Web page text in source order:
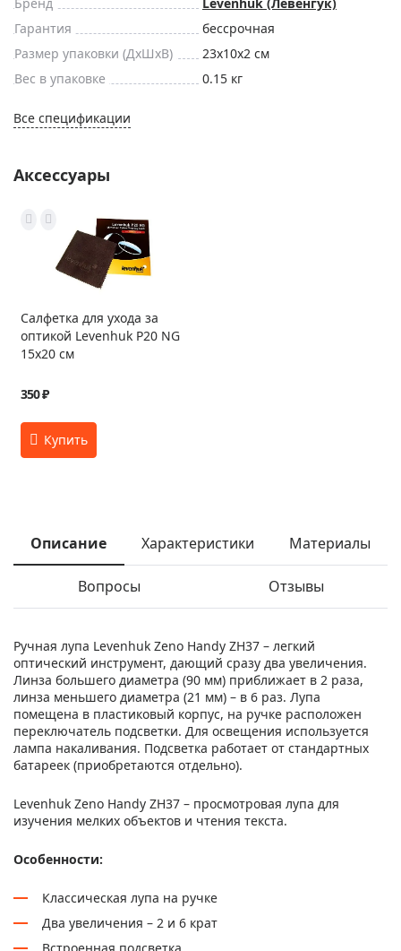
Гарантия
бессрочная
Размер упаковки (ДxШxВ)
23x10x2 см
Вес в упаковке
0.15 кг
Все спецификации
Аксессуары
Салфетка для ухода за
оптикой Levenhuk P20 NG
15x20 см
350 ₽
Описание Характеристики Материалы
Вопросы Отзывы
Ручная лупа Levenhuk Zeno Handy ZH37 – легкий
оптический инструмент, дающий сразу два увеличения.
Линза большего диаметра (90 мм) приближает в 2 раза,
линза меньшего диаметра (21 мм) – в 6 раз. Лупа
помещена в пластиковый корпус, на ручке расположен
переключатель подсветки. Для освещения используется
лампа накаливания. Подсветка работает от стандартных
батареек (приобретаются отдельно).
Levenhuk Zeno Handy ZH37 – просмотровая лупа для
изучения мелких объектов и чтения текста.
Особенности:
Классическая лупа на ручке
Два увеличения – 2 и 6 крат